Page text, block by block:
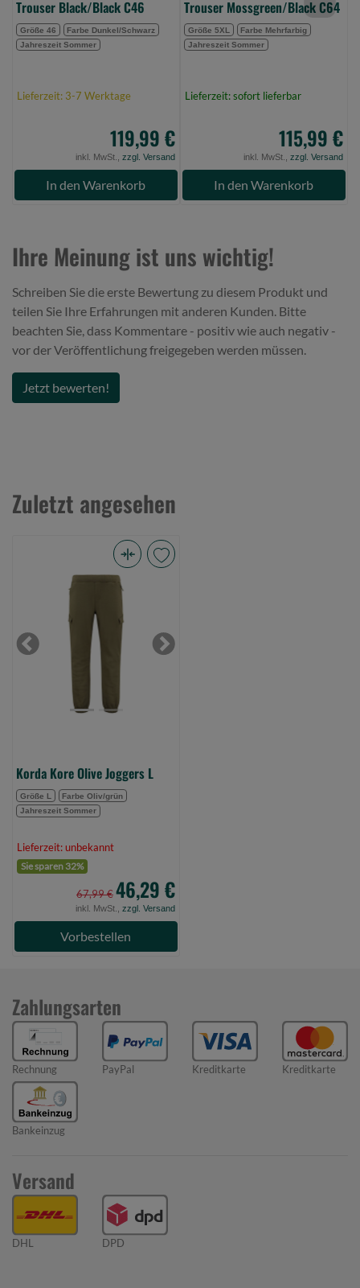
Trouser Black/Black C46
Größe 46
Farbe Dunkel/Schwarz
Jahreszeit Sommer
Lieferzeit: 3-7 Werktage
119,99 €
inkl. MwSt., zzgl. Versand
In den Warenkorb
Trouser Mossgreen/Black C64
Größe 5XL
Farbe Mehrfarbig
Jahreszeit Sommer
Lieferzeit: sofort lieferbar
115,99 €
inkl. MwSt., zzgl. Versand
In den Warenkorb
Ihre Meinung ist uns wichtig!
Schreiben Sie die erste Bewertung zu diesem Produkt und
teilen Sie Ihre Erfahrungen mit anderen Kunden. Bitte
beachten Sie, dass Kommentare - positiv wie auch negativ -
vor der Veröffentlichung freigegeben werden müssen.
Jetzt bewerten!
Zuletzt angesehen
Joggers
L Previous Next
Korda Kore Olive Joggers L
Größe L
Farbe Oliv/grün
Jahreszeit Sommer
Lieferzeit: unbekannt
Sie sparen 32%
67,99 €46,29 €
inkl. MwSt., zzgl. Versand
Vorbestellen
Zahlungsarten
Rechnung PayPal Kreditkarte Kreditkarte
Bankeinzug
Versand
DHL DPD